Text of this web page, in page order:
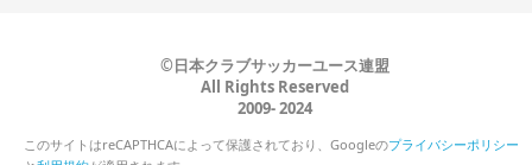
©日本クラブサッカーユース連盟
All Rights Reserved
2009- 2024
このサイトはreCAPTHCAによって保護されており、Googleのプライバシーポリシー